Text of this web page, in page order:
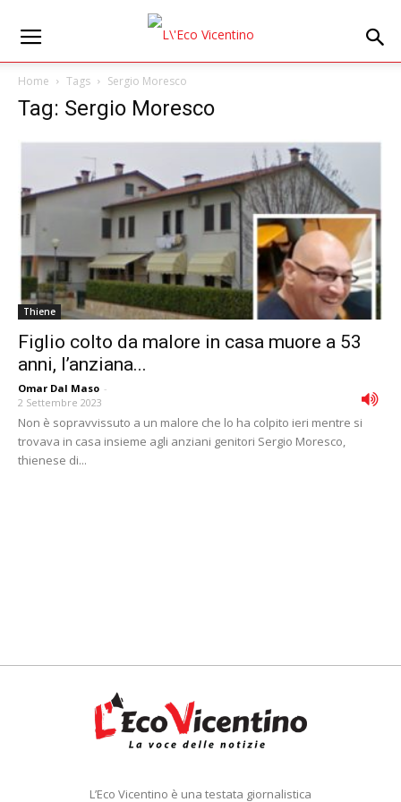
Home Tags Sergio Moresco
Tag: Sergio Moresco
Thiene
Figlio colto da malore in casa muore a 53
anni, l’anziana...
Omar Dal Maso -
2 Settembre 2023
Non è sopravvissuto a un malore che lo ha colpito ieri mentre si
trovava in casa insieme agli anziani genitori Sergio Moresco,
thienese di...
L’Eco Vicentino è una testata giornalistica